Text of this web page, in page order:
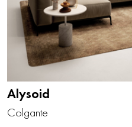
Alysoid
Colgante